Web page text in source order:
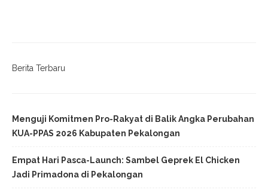
Berita Terbaru
Menguji Komitmen Pro-Rakyat di Balik Angka Perubahan
KUA-PPAS 2026 Kabupaten Pekalongan
Empat Hari Pasca-Launch: Sambel Geprek El Chicken
Jadi Primadona di Pekalongan